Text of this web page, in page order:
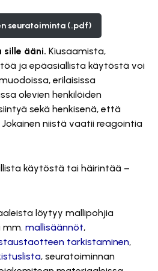
seuratoiminta (.pdf)
sille ääni. Kiusaamista,
ja epäasiallista käytöstä voi
erilaisissa
olevien henkilöiden
sekä henkisenä, että
niistä vaatii reagointia
käytöstä tai häirintää –
löytyy mallipohjia
mm. mallisäännöt,
tarkistaminen,
, seuratoiminnan